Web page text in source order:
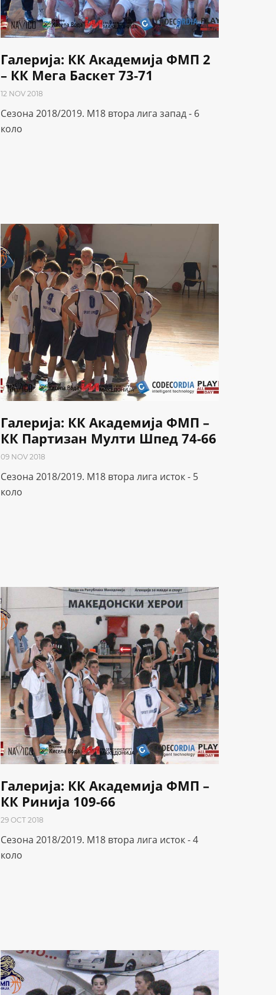
Галерија: КК Академија ФМП 2
– КК Мега Баскет 73-71
12 NOV 2018
Сезона 2018/2019. М18 втора лига запад - 6
коло
Галерија: КК Академија ФМП –
КК Партизан Мулти Шпед 74-66
09 NOV 2018
Сезона 2018/2019. М18 втора лига исток - 5
коло
Галерија: КК Академија ФМП –
КК Ринија 109-66
29 OCT 2018
Сезона 2018/2019. М18 втора лига исток - 4
коло